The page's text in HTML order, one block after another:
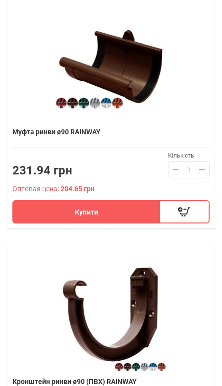
Муфта ринви ø90 RAINWAY
231.94 грн
Кількість
Оптовая цена:204.65 грн
Купити
Кронштейн ринви ø90 (ПВХ) RAINWAY